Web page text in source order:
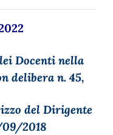
Docenti nella
delibera n. 45,
del Dirigente
2018